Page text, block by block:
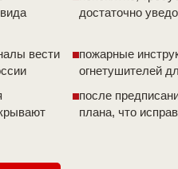
достаточно
вести
пожарные
огнетушителей
после
плана, что